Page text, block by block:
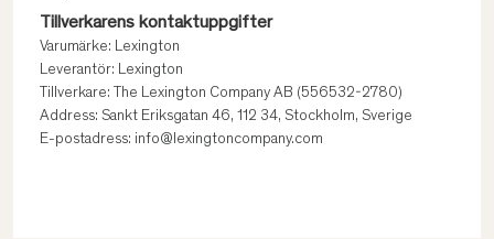
Tillverkarens kontaktuppgifter
Varumärke: Lexington
Leverantör: Lexington
Tillverkare: The Lexington Company AB (556532-2780)
Address: Sankt Eriksgatan 46, 112 34, Stockholm, Sverige
E-postadress: info@lexingtoncompany.com